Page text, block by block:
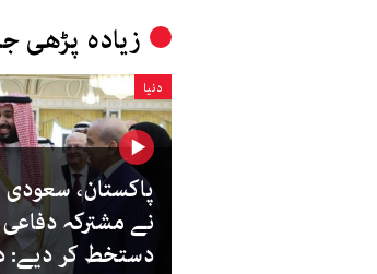
زیادہ پڑھی
دنیا
پاکستان، سعودی
نے مشترکہ
دستخط کر دیے: